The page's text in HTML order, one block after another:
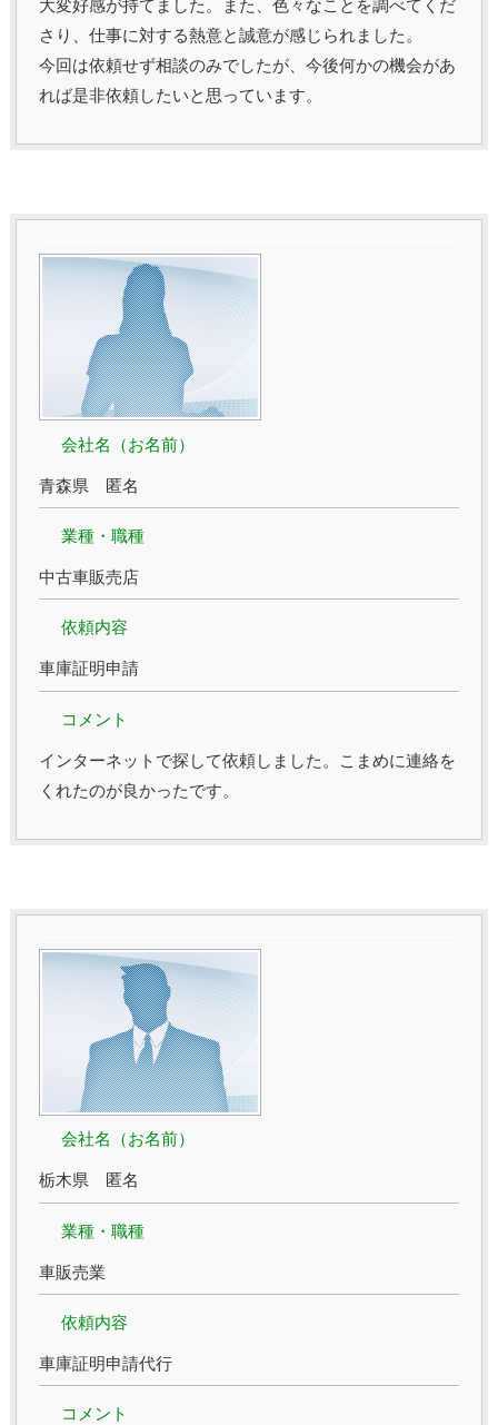
大変好感が持てました。また、色々なことを調べてくだ
さり、仕事に対する熱意と誠意が感じられました。
今回は依頼せず相談のみでしたが、今後何かの機会があ
れば是非依頼したいと思っています。
会社名（お名前）
青森県 匿名
業種・職種
中古車販売店
依頼内容
車庫証明申請
コメント
インターネットで探して依頼しました。こまめに連絡を
くれたのが良かったです。
会社名（お名前）
栃木県 匿名
業種・職種
車販売業
依頼内容
車庫証明申請代行
コメント